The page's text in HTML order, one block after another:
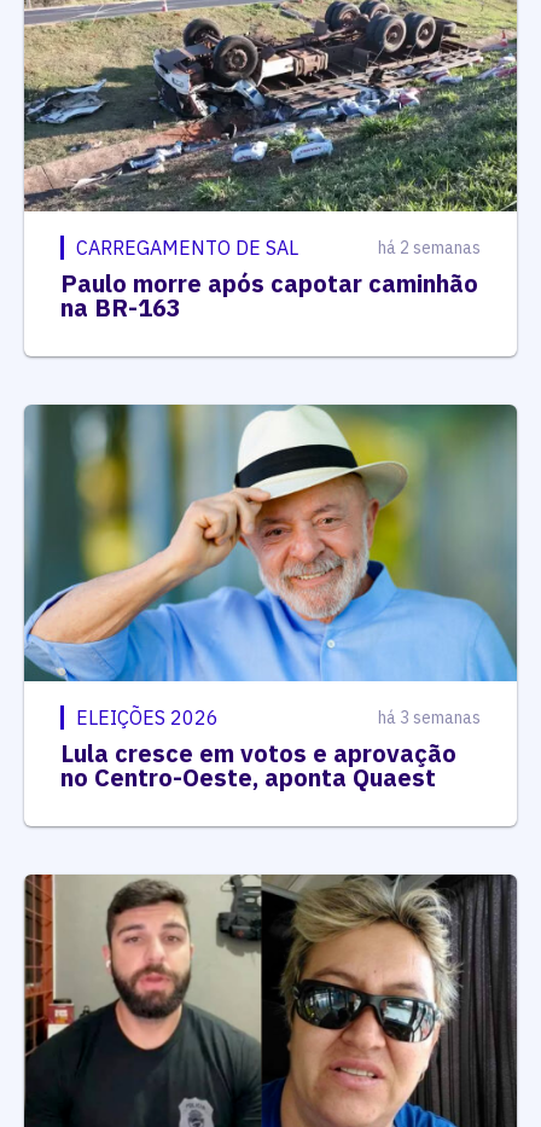
CARREGAMENTO DE SAL há 2 semanas
Paulo morre após capotar caminhão
na BR-163
ELEIÇÕES 2026 há 3 semanas
Lula cresce em votos e aprovação
no Centro-Oeste, aponta Quaest